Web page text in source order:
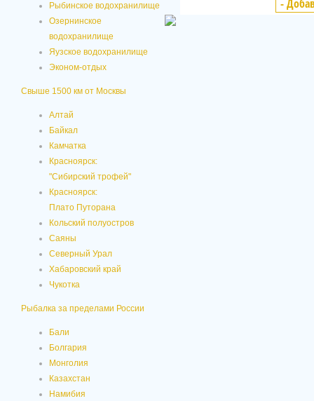
Рыбинское водохранилище
Озернинское
водохранилище
Яузское водохранилище
Эконом-отдых
Свыше 1500 км от Москвы
Алтай
Байкал
Камчатка
Красноярск:
"Сибирский трофей"
Красноярск:
Плато Путорана
Кольский полуостров
Саяны
Северный Урал
Хабаровский край
Чукотка
Рыбалка за пределами России
Бали
Болгария
Монголия
Казахстан
Намибия